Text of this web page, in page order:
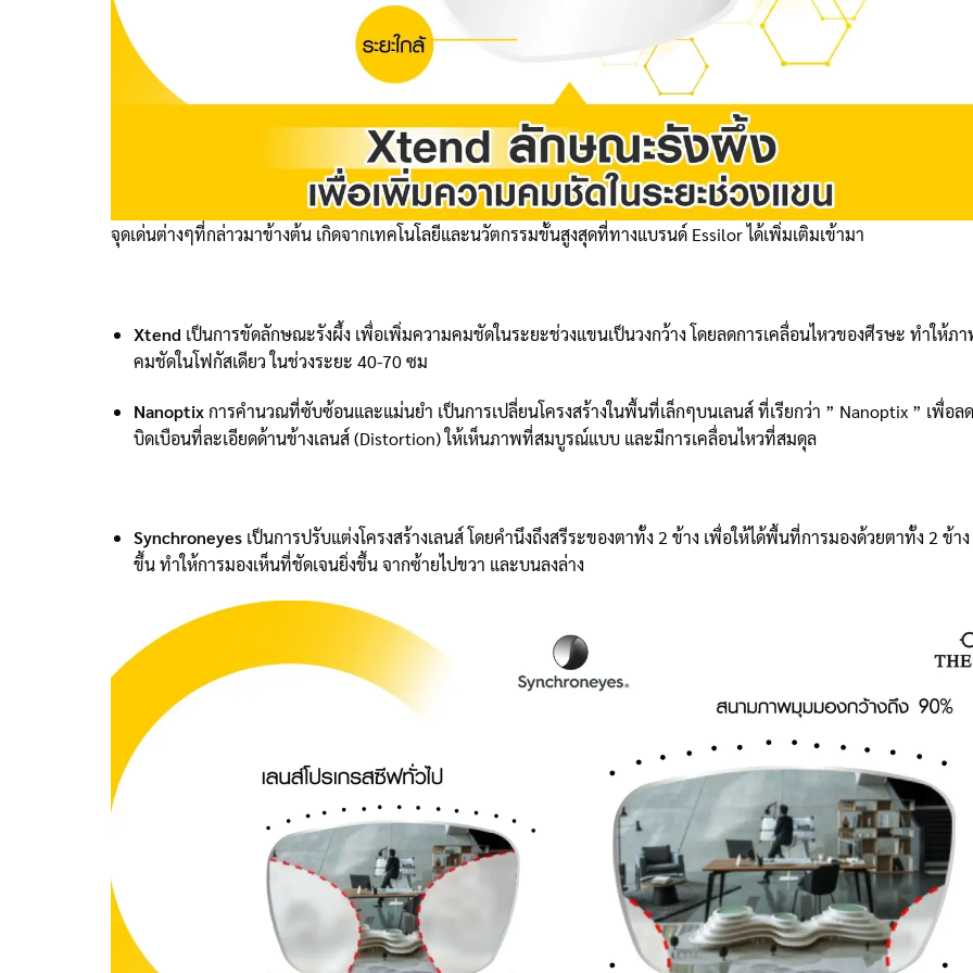
จุดเด่นต่างๆที่กล่าวมาข้างต้น เกิดจากเทคโนโลยีและนวัตกรรมขั้นสูงสุดที่ทางแบรนด์ Essilor ได้เพิ่มเติมเข้ามา
Xtend เป็นการขัดลักษณะรังผึ้ง เพื่อเพิ่มความคมชัดในระยะช่วงแขนเป็นวงกว้าง โดยลดการเคลื่อนไหวของศีรษะ ทำให้ภ
คมชัดในโฟกัสเดียว ในช่วงระยะ 40-70 ซม
Nanoptixการคำนวณที่ซับซ้อนและแม่นยำ เป็นการเปลี่ยนโครงสร้างในพื้นที่เล็กๆบนเลนส์ ที่เรียกว่า ” Nanoptix ” เพื่อล
บิดเบือนที่ละเอียดด้านข้างเลนส์ (Distortion) ให้เห็นภาพที่สมบูรณ์แบบ และมีการเคลื่อนไหวที่สมดุล
Synchroneyesเป็นการปรับแต่งโครงสร้างเลนส์ โดยคำนึงถึงสรีระของตาทั้ง 2 ข้าง เพื่อให้ได้พื้นที่การมองด้วยตาทั้ง 2 ข้าง
ขึ้น ทำให้การมองเห็นที่ชัดเจนยิ่งขึ้น จากซ้ายไปขวา และบนลงล่าง